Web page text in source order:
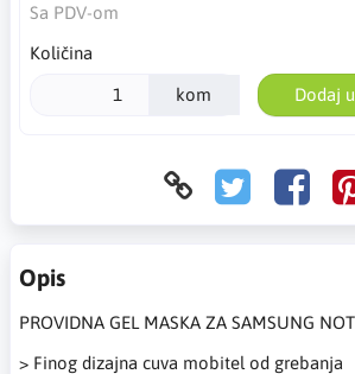
Sa PDV-om
Količina
kom Dodaj
Opis
PROVIDNA GEL MASKA ZA SAMSUNG
> Finog dizajna cuva mobitel od grebanja